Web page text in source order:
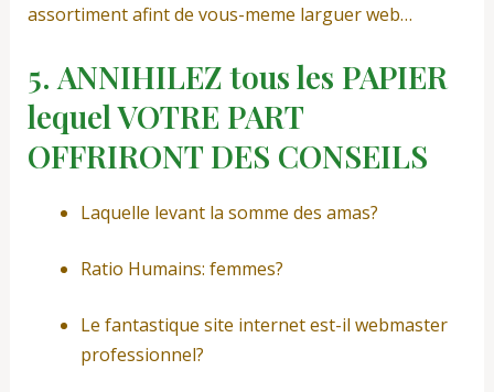
assortiment afint de vous-meme larguer web…
5. ANNIHILEZ tous les PAPIER
lequel VOTRE PART
OFFRIRONT DES CONSEILS
Laquelle levant la somme des amas?
Ratio Humains: femmes?
Le fantastique site internet est-il webmaster
professionnel?